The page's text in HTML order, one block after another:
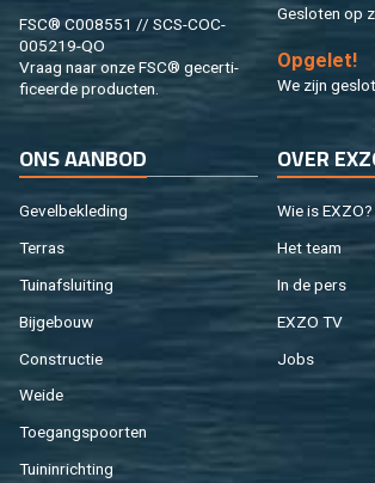
FSC® C008551 // SCS-COC-
005219-QO
Vraag naar onze FSC® ge­cer­ti­
fi­ceer­de pro­duc­ten.
Ge­slo­ten op
Op­ge­let!
We zijn
ONS AAN­BOD
Ge­vel­be­kle­ding
Ter­ras
Tuin­af­slui­ting
Bij­ge­bouw
Con­struc­tie
Weide
Toe­gangs­poor­ten
Tuin­in­rich­ting
OVER
Wie is EXZO?
Het team
In de pers
EXZO TV
Jobs